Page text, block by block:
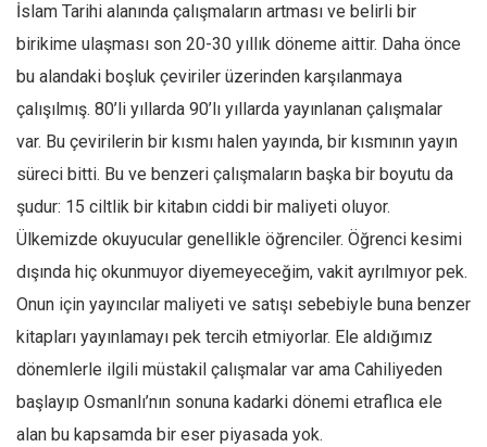
İslam Tarihi alanında çalışmaların artması ve belirli bir
birikime ulaşması son 20-30 yıllık döneme aittir. Daha önce
bu alandaki boşluk çeviriler üzerinden karşılanmaya
çalışılmış. 80’li yıllarda 90’lı yıllarda yayınlanan çalışmalar
var. Bu çevirilerin bir kısmı halen yayında, bir kısmının yayın
süreci bitti. Bu ve benzeri çalışmaların başka bir boyutu da
şudur: 15 ciltlik bir kitabın ciddi bir maliyeti oluyor.
Ülkemizde okuyucular genellikle öğrenciler. Öğrenci kesimi
dışında hiç okunmuyor diyemeyeceğim, vakit ayrılmıyor pek.
Onun için yayıncılar maliyeti ve satışı sebebiyle buna benzer
kitapları yayınlamayı pek tercih etmiyorlar. Ele aldığımız
dönemlerle ilgili müstakil çalışmalar var ama Cahiliyeden
başlayıp Osmanlı’nın sonuna kadarki dönemi etraflıca ele
alan bu kapsamda bir eser piyasada yok.